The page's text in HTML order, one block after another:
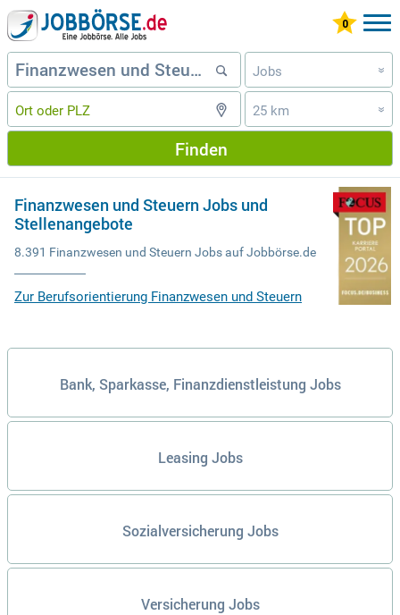
Jobs »
25 km »
Finden
Finanzwesen und Steuern Jobs und
Stellenangebote
8.391 Finanzwesen und Steuern Jobs auf Jobbörse.de
Zur Berufsorientierung Finanzwesen und Steuern
Bank, Sparkasse, Finanzdienstleistung Jobs
Leasing Jobs
Sozialversicherung Jobs
Versicherung Jobs